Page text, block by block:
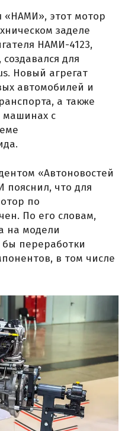
«НАМИ», этот мотор
заделе
НАМИ-4123,
для
Новый агрегат
автомобилей и
а также
машинах с
«Автоновостей
пояснил, что для
по
По его словам,
на модели
переработки
в том числе